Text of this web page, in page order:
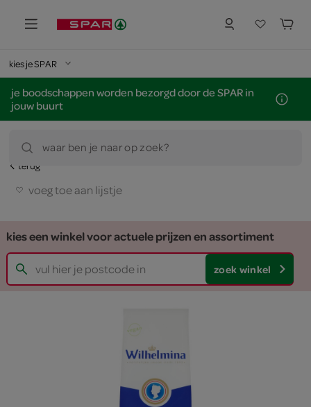
kies je SPAR
je boodschappen worden bezorgd door de SPAR in
jouw buurt
waar ben je naar op zoek?
terug
voeg toe aan lijstje
kies een winkel voor actuele prijzen en assortiment
zoek winkel